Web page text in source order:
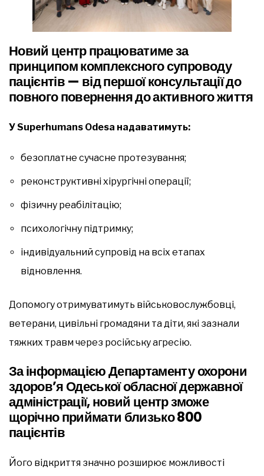
Новий центр працюватиме за
принципом комплексного супроводу
пацієнтів — від першої консультації до
повного повернення до активного життя
У Superhumans Odesa надаватимуть:
безоплатне сучасне протезування;
реконструктивні хірургічні операції;
фізичну реабілітацію;
психологічну підтримку;
індивідуальний супровід на всіх етапах
відновлення.
Допомогу отримуватимуть військовослужбовці,
ветерани, цивільні громадяни та діти, які зазнали
тяжких травм через російську агресію.
За інформацією Департаменту охорони
здоров’я Одеської обласної державної
адміністрації, новий центр зможе
щорічно приймати близько 800
пацієнтів
Його відкриття значно розширює можливості